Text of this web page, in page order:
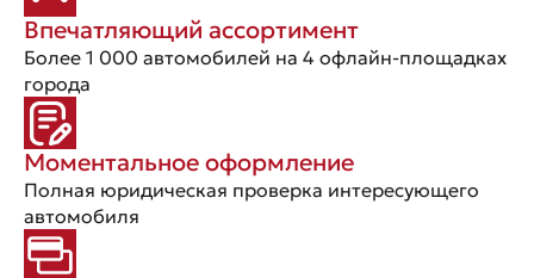
Впечатляющий ассортимент
Более 1 000 автомобилей на 4 офлайн-площадках
города
Моментальное оформление
Полная юридическая проверка интересующего
автомобиля